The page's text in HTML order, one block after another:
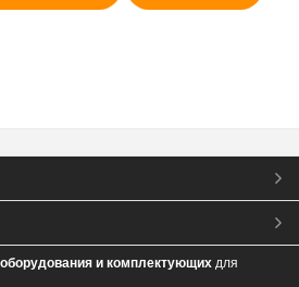
удования и комплектующих для